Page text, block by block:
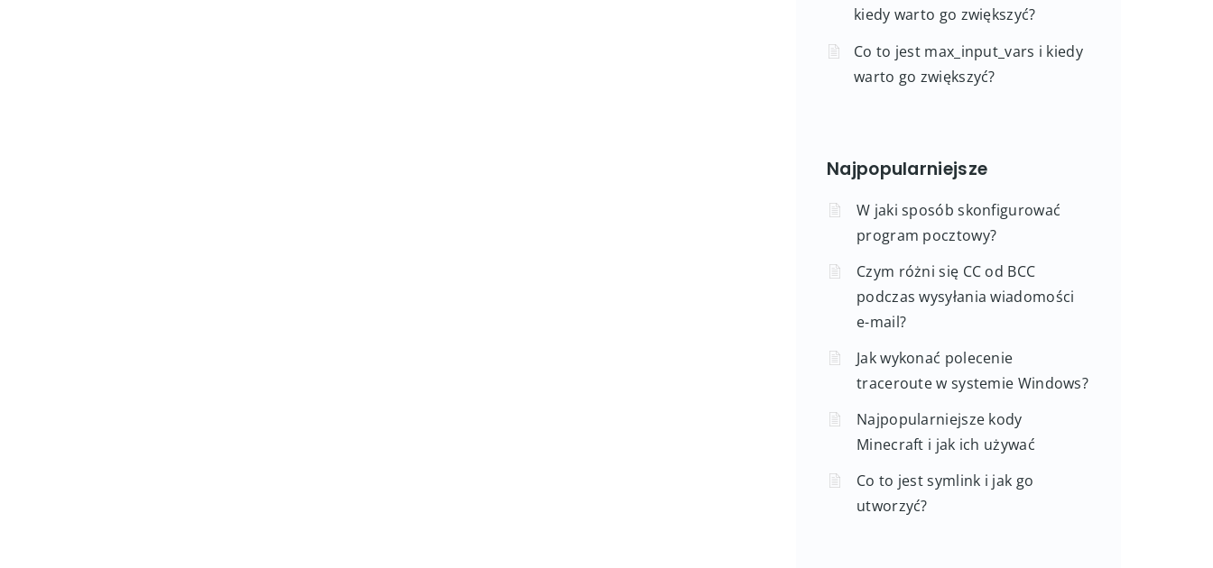
kiedy warto go zwiększyć?
Co to jest max_input_vars i kiedy
warto go zwiększyć?
Najpopularniejsze
W jaki sposób skonfigurować
program pocztowy?
Czym różni się CC od BCC
podczas wysyłania wiadomości
e-mail?
Jak wykonać polecenie
traceroute w systemie Windows?
Najpopularniejsze kody
Minecraft i jak ich używać
Co to jest symlink i jak go
utworzyć?